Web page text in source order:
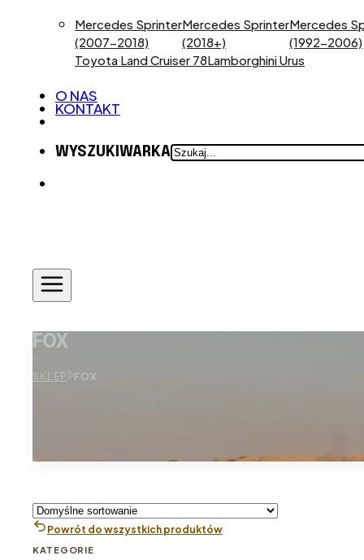
Mercedes Sprinter
(2007-2018)
Mercedes Sprinter
(2018+)
Mercedes
(1992-2006)
Toyota Land Cruiser 78Lamborghini Urus
O NAS
KONTAKT
WYSZUKIWARKASZUKAJ
FOX
SKLEP FOX
Powrót do wszystkich produktów
KATEGORIE